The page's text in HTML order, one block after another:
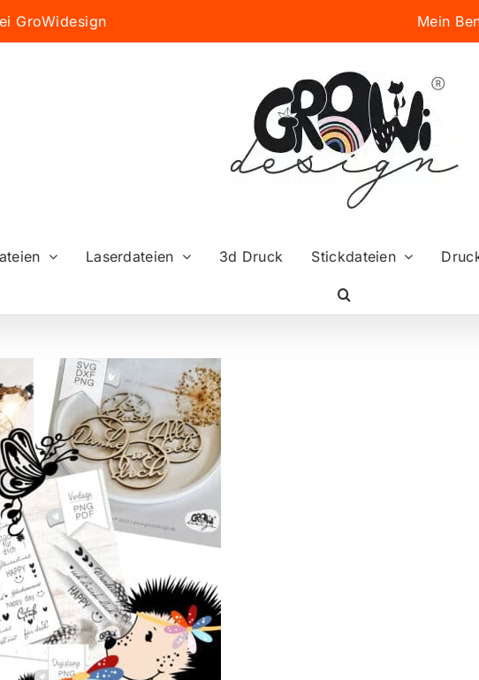
GroWidesign Mein
Laserdateien 3d Druck Stickdateien